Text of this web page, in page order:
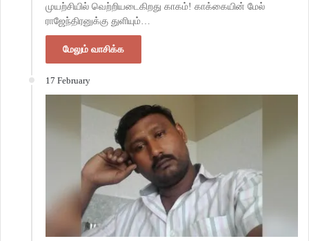
முயற்சியில் வெற்றியடைகிறது காகம்! காக்கையின் மேல்
ராஜேந்திரனுக்கு துளியும்…
மேலும் வாசிக்க
17 February